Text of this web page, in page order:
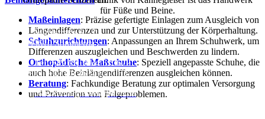
für Füße und Beine.
Mühlstraße 6 - 7
99610 Sömmerda
Tel: +49 (0) 3634 610672
Fax: +49 (0) 3634 622053
osm.kannegiesser@web.de
Maßeinlagen: Präzise gefertigte Einlagen zum Ausgleich von
Längendifferenzen und zur Unterstützung der Körperhaltung.
Schuhzurichtungen: Anpassungen an Ihrem Schuhwerk, um
Differenzen auszugleichen und Beschwerden zu lindern.
Orthopädische Maßschuhe: Speziell angepasste Schuhe, die
auch hohe Beinlängendifferenzen ausgleichen können.
Beratung: Fachkundige Beratung zur optimalen Versorgung
und Prävention von Folgeproblemen.